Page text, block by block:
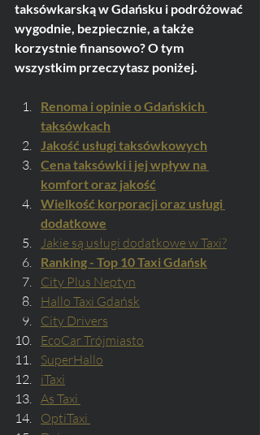
taksówkarską w Gdańsku i podróżować
wygodnie, bezpiecznie, a także
korzystnie finansowo? O tym
wszystkim przeczytasz poniżej.
Renoma i opinie o Gdańskich
taksówkach
Jakość usługi taksówkowych
Cena taksówki i jej wpływ na
komfort oraz jakość
Wielkość korporacji oraz usługi
dodatkowe
Jakie są usługi dodatkowe w Taxi?
Ranking - Top 10 Taxi Gdańsk
City Plus Neptyn
Hallo Taxi Gdańsk
City Drivers
EcoCar Trójmiasto
SuperHallo
iTaxi
As Taxi
OptiTaxi